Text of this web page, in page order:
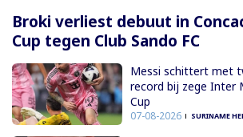
Broki verliest debuut in
Cup tegen Club Sando FC
Messi schittert met
record bij zege Inter
Cup
07-08-2026 SURINAME